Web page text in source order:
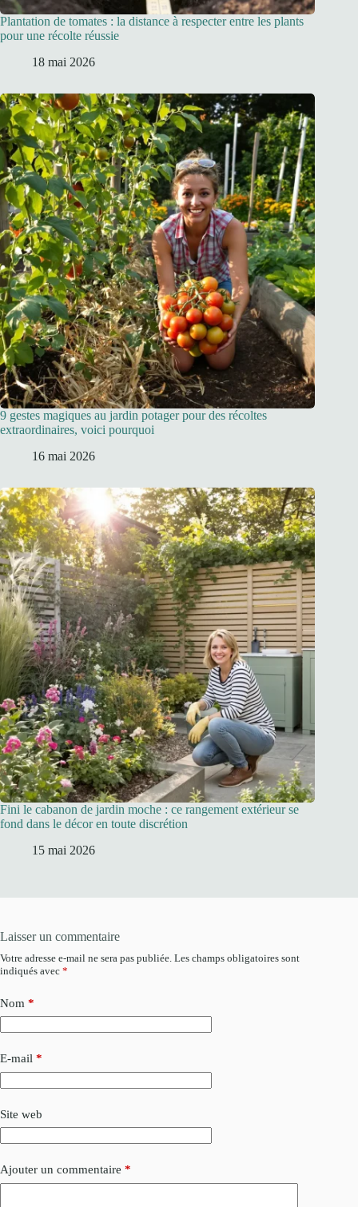
Plantation de tomates : la distance à respecter entre les plants
pour une récolte réussie
18 mai 2026
9 gestes magiques au jardin potager pour des récoltes
extraordinaires, voici pourquoi
16 mai 2026
Fini le cabanon de jardin moche : ce rangement extérieur se
fond dans le décor en toute discrétion
15 mai 2026
Laisser un commentaire
Votre adresse e-mail ne sera pas publiée. Les champs obligatoires sont
indiqués avec *
Nom *
E-mail *
Site web
Ajouter un commentaire *